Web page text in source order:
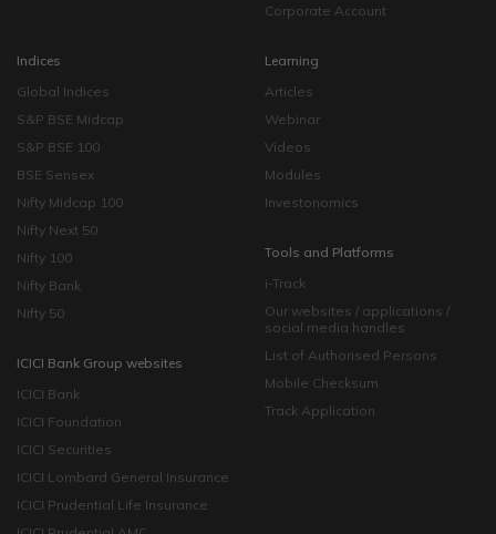
Corporate Account
Indices
Global Indices
S&P BSE Midcap
S&P BSE 100
BSE Sensex
Nifty Midcap 100
Nifty Next 50
Nifty 100
Nifty Bank
Nifty 50
ICICI Bank Group websites
ICICI Bank
ICICI Foundation
ICICI Securities
ICICI Lombard General Insurance
ICICI Prudential Life Insurance
Learning
Articles
Webinar
Videos
Modules
Investonomics
Tools and Platforms
i-Track
Our websites / applications /
social media handles
List of Authorised Persons
Mobile Checksum
Track Application